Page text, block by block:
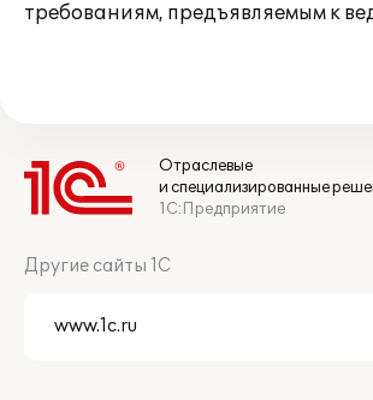
требованиям, предъявляемым к
Отраслевые
и специализированные
1С:Предприятие
Другие сайты 1С